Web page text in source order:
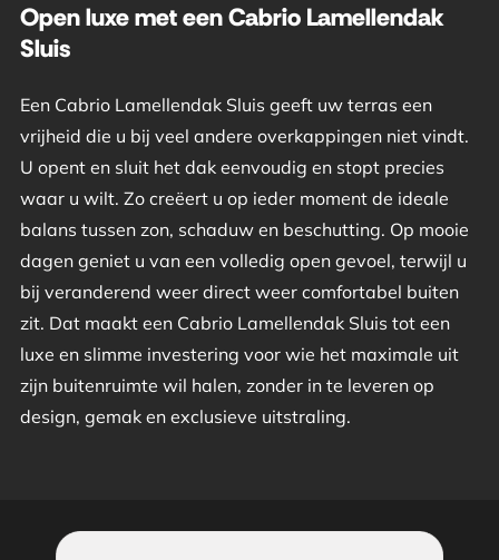
Open luxe met een Cabrio Lamellendak
Sluis
Een Cabrio Lamellendak Sluis geeft uw terras een
vrijheid die u bij veel andere overkappingen niet vindt.
U opent en sluit het dak eenvoudig en stopt precies
waar u wilt. Zo creëert u op ieder moment de ideale
balans tussen zon, schaduw en beschutting. Op mooie
dagen geniet u van een volledig open gevoel, terwijl u
bij veranderend weer direct weer comfortabel buiten
zit. Dat maakt een Cabrio Lamellendak Sluis tot een
luxe en slimme investering voor wie het maximale uit
zijn buitenruimte wil halen, zonder in te leveren op
design, gemak en exclusieve uitstraling.